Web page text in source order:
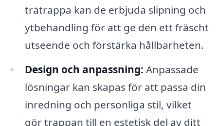
trätrappa kan de erbjuda slipning och
ytbehandling för att ge den ett fräscht
utseende och förstärka hållbarheten.
Design och anpassning: Anpassade
lösningar kan skapas för att passa din
inredning och personliga stil, vilket
gör trappan till en estetisk del av ditt